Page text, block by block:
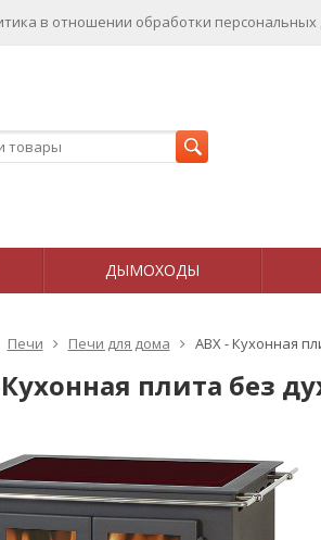
в отношении обработки
ДЫМОХОДЫ
Печи Печи для дома ABX - Кухонная
Кухонная плита без